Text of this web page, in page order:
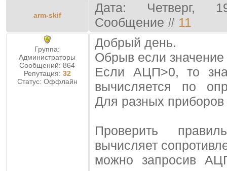
arm-skif
Дата: Четверг,
Сообщение # 11
Группа:
Администраторы
Сообщений:864
Репутация: 32
Статус: Оффлайн
Добрый день.
Обрыв если
Если АЦП>0, то
вычисляется по
Для разных
Проверить
вычисляет
можно запросив